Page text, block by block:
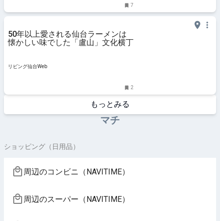
7
50年以上愛される仙台ラーメンは
懐かしい味でした「盧山」文化横丁
リビング仙台Web
2
もっとみる
マチ
ショッピング（日用品）
周辺のコンビニ（NAVITIME）
周辺のスーパー（NAVITIME）